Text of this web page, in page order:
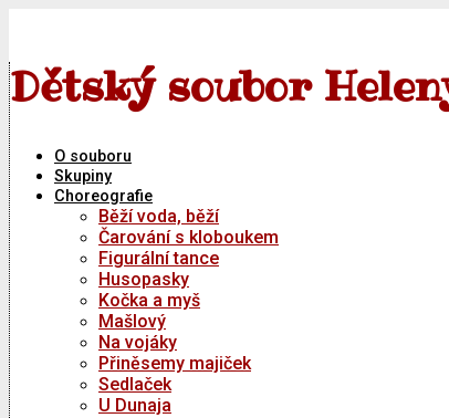
Dětský soubor
O souboru
Skupiny
Choreografie
Běží voda, běží
Čarování s kloboukem
Figurální tance
Husopasky
Kočka a myš
Mašlový
Na vojáky
Přiněsemy majiček
Sedlaček
U Dunaja